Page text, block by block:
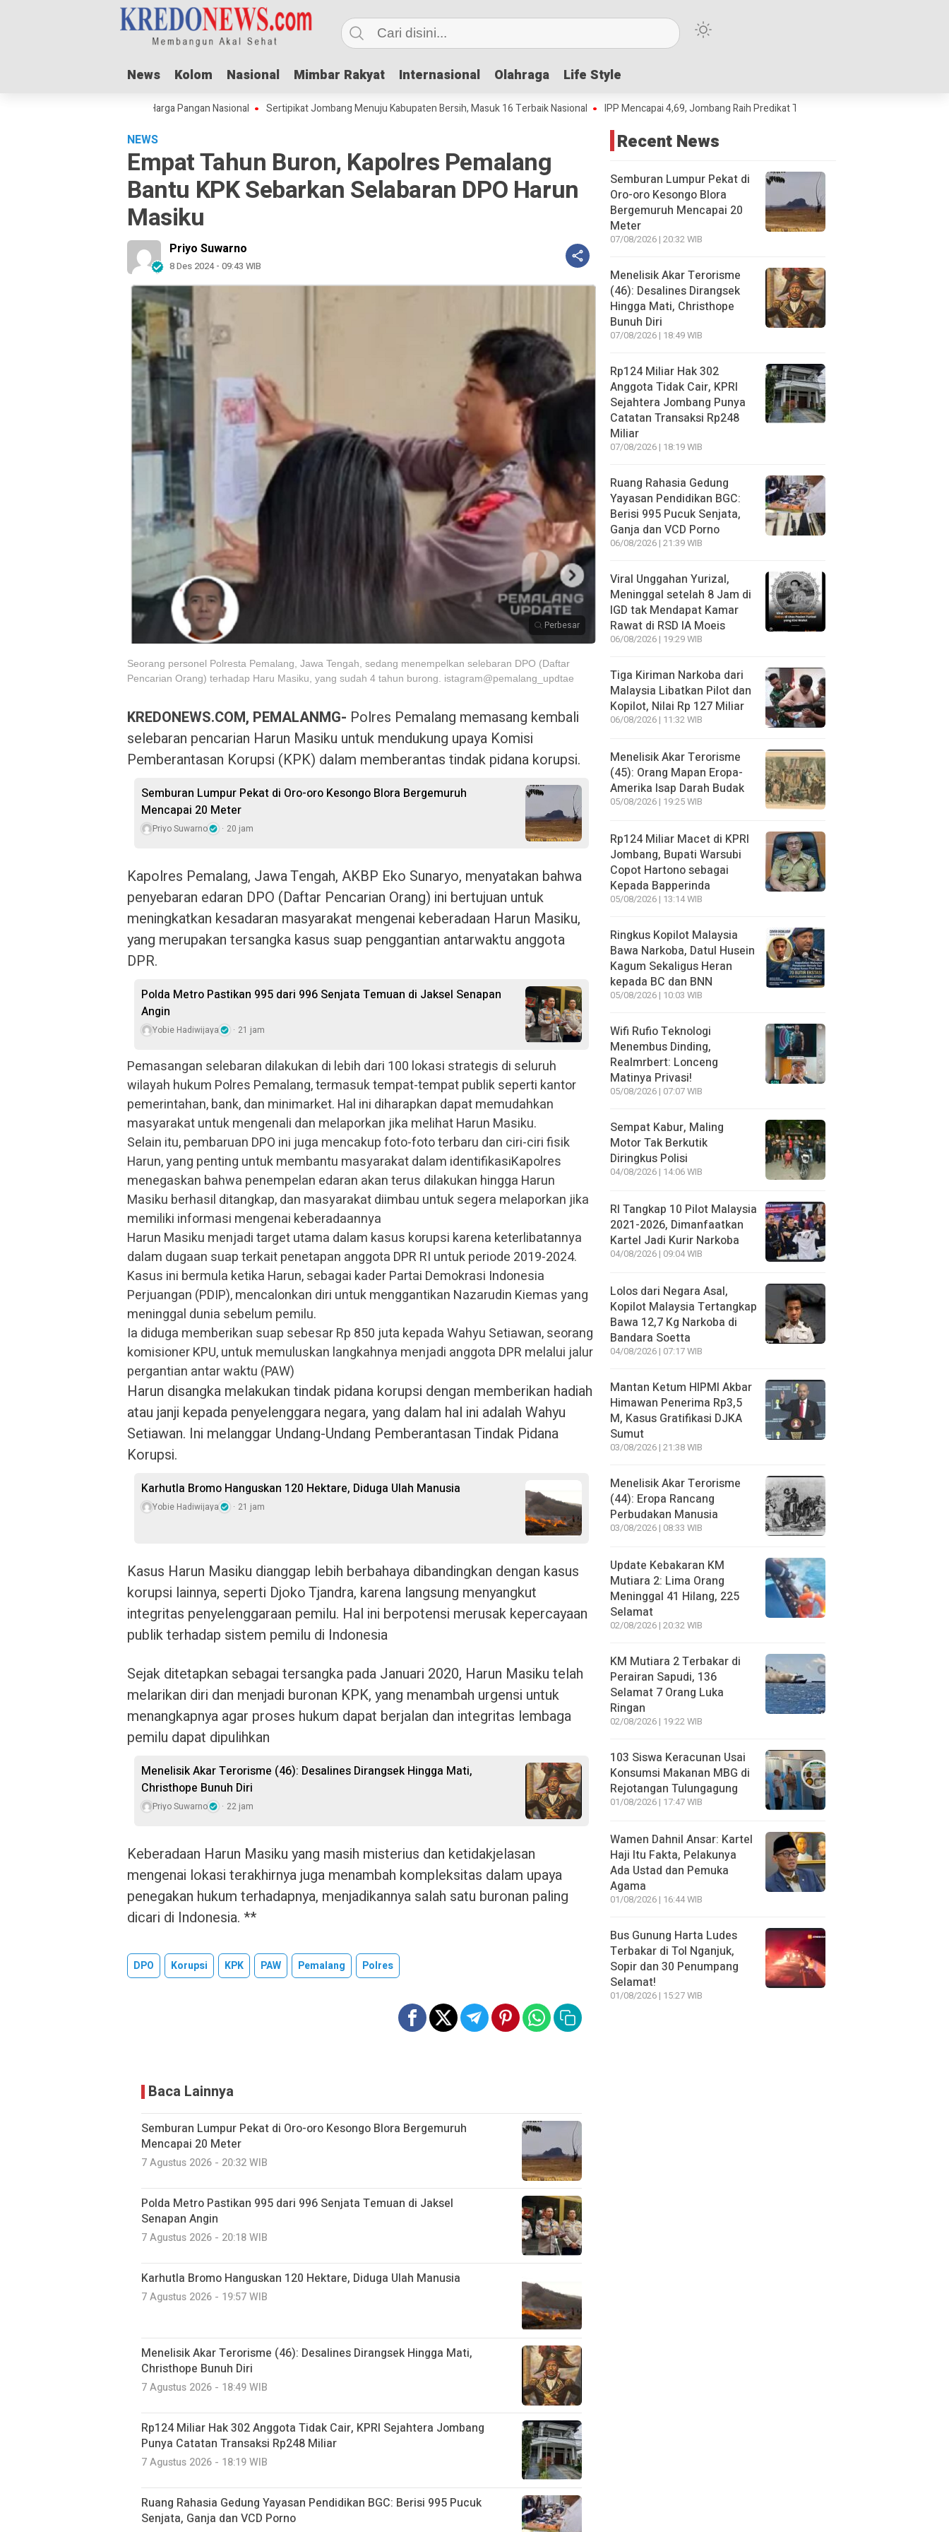
News Kolom Nasional Mimbar Rakyat Internasional Olahraga Life Style
News Kolom Nasional Mimbar Rakyat Internasional Olahraga Life Style
Adha Dorong Lonjakan Harga Pangan Nasional Sertipikat Jombang Menuju Kabupaten Bersih, Masuk 16 Terbaik Nasional IPP Mencapai 4,69, Jombang Raih Predikat Terbaik Jawa Timur dan Peringkat III Nasional
NEWS
Empat Tahun Buron, Kapolres Pemalang
Bantu KPK Sebarkan Selabaran DPO Harun
Masiku
Priyo Suwarno
8 Des 2024 - 09:43 WIB
Perbesar
Seorang personel Polresta Pemalang, Jawa Tengah, sedang menempelkan selebaran DPO (Daftar
Pencarian Orang) terhadap Haru Masiku, yang sudah 4 tahun burong. istagram@pemalang_updtae
KREDONEWS.COM, PEMALANMG- Polres Pemalang memasang kembali
selebaran pencarian Harun Masiku untuk mendukung upaya Komisi
Pemberantasan Korupsi (KPK) dalam memberantas tindak pidana korupsi.
Semburan Lumpur Pekat di Oro-oro Kesongo Blora Bergemuruh
Mencapai 20 Meter
Priyo Suwarno 20 jam
Kapolres Pemalang, Jawa Tengah, AKBP Eko Sunaryo, menyatakan bahwa
penyebaran edaran DPO (Daftar Pencarian Orang) ini bertujuan untuk
meningkatkan kesadaran masyarakat mengenai keberadaan Harun Masiku,
yang merupakan tersangka kasus suap penggantian antarwaktu anggota
DPR.
Polda Metro Pastikan 995 dari 996 Senjata Temuan di Jaksel Senapan
Angin
Yobie Hadiwijaya 21 jam
Pemasangan selebaran dilakukan di lebih dari 100 lokasi strategis di seluruh
wilayah hukum Polres Pemalang, termasuk tempat-tempat publik seperti kantor
pemerintahan, bank, dan minimarket. Hal ini diharapkan dapat memudahkan
masyarakat untuk mengenali dan melaporkan jika melihat Harun Masiku.
Selain itu, pembaruan DPO ini juga mencakup foto-foto terbaru dan ciri-ciri fisik
Harun, yang penting untuk membantu masyarakat dalam identifikasiKapolres
menegaskan bahwa penempelan edaran akan terus dilakukan hingga Harun
Masiku berhasil ditangkap, dan masyarakat diimbau untuk segera melaporkan jika
memiliki informasi mengenai keberadaannya
Harun Masiku menjadi target utama dalam kasus korupsi karena keterlibatannya
dalam dugaan suap terkait penetapan anggota DPR RI untuk periode 2019-2024.
Kasus ini bermula ketika Harun, sebagai kader Partai Demokrasi Indonesia
Perjuangan (PDIP), mencalonkan diri untuk menggantikan Nazarudin Kiemas yang
meninggal dunia sebelum pemilu.
Ia diduga memberikan suap sebesar Rp 850 juta kepada Wahyu Setiawan, seorang
komisioner KPU, untuk memuluskan langkahnya menjadi anggota DPR melalui jalur
pergantian antar waktu (PAW)
Harun disangka melakukan tindak pidana korupsi dengan memberikan hadiah
atau janji kepada penyelenggara negara, yang dalam hal ini adalah Wahyu
Setiawan. Ini melanggar Undang-Undang Pemberantasan Tindak Pidana
Korupsi.
Karhutla Bromo Hanguskan 120 Hektare, Diduga Ulah Manusia
Yobie Hadiwijaya 21 jam
Kasus Harun Masiku dianggap lebih berbahaya dibandingkan dengan kasus
korupsi lainnya, seperti Djoko Tjandra, karena langsung menyangkut
integritas penyelenggaraan pemilu. Hal ini berpotensi merusak kepercayaan
publik terhadap sistem pemilu di Indonesia
Sejak ditetapkan sebagai tersangka pada Januari 2020, Harun Masiku telah
melarikan diri dan menjadi buronan KPK, yang menambah urgensi untuk
menangkapnya agar proses hukum dapat berjalan dan integritas lembaga
pemilu dapat dipulihkan
Menelisik Akar Terorisme (46): Desalines Dirangsek Hingga Mati,
Christhope Bunuh Diri
Priyo Suwarno 22 jam
Keberadaan Harun Masiku yang masih misterius dan ketidakjelasan
mengenai lokasi terakhirnya juga menambah kompleksitas dalam upaya
penegakan hukum terhadapnya, menjadikannya salah satu buronan paling
dicari di Indonesia. **
DPO Korupsi KPK PAW Pemalang Polres
Baca Lainnya
Semburan Lumpur Pekat di Oro-oro Kesongo Blora Bergemuruh
Mencapai 20 Meter
7 Agustus 2026 - 20:32 WIB
Polda Metro Pastikan 995 dari 996 Senjata Temuan di Jaksel
Senapan Angin
7 Agustus 2026 - 20:18 WIB
Karhutla Bromo Hanguskan 120 Hektare, Diduga Ulah Manusia
7 Agustus 2026 - 19:57 WIB
Menelisik Akar Terorisme (46): Desalines Dirangsek Hingga Mati,
Christhope Bunuh Diri
7 Agustus 2026 - 18:49 WIB
Rp124 Miliar Hak 302 Anggota Tidak Cair, KPRI Sejahtera Jombang
Punya Catatan Transaksi Rp248 Miliar
7 Agustus 2026 - 18:19 WIB
Ruang Rahasia Gedung Yayasan Pendidikan BGC: Berisi 995 Pucuk
Senjata, Ganja dan VCD Porno
Recent News
Semburan Lumpur Pekat di
Oro-oro Kesongo Blora
Bergemuruh Mencapai 20
Meter
07/08/2026 | 20:32 WIB
Menelisik Akar Terorisme
(46): Desalines Dirangsek
Hingga Mati, Christhope
Bunuh Diri
07/08/2026 | 18:49 WIB
Rp124 Miliar Hak 302
Anggota Tidak Cair, KPRI
Sejahtera Jombang Punya
Catatan Transaksi Rp248
Miliar
07/08/2026 | 18:19 WIB
Ruang Rahasia Gedung
Yayasan Pendidikan BGC:
Berisi 995 Pucuk Senjata,
Ganja dan VCD Porno
06/08/2026 | 21:39 WIB
Viral Unggahan Yurizal,
Meninggal setelah 8 Jam di
IGD tak Mendapat Kamar
Rawat di RSD IA Moeis
06/08/2026 | 19:29 WIB
Tiga Kiriman Narkoba dari
Malaysia Libatkan Pilot dan
Kopilot, Nilai Rp 127 Miliar
06/08/2026 | 11:32 WIB
Menelisik Akar Terorisme
(45): Orang Mapan Eropa-
Amerika Isap Darah Budak
05/08/2026 | 19:25 WIB
Rp124 Miliar Macet di KPRI
Jombang, Bupati Warsubi
Copot Hartono sebagai
Kepada Bapperinda
05/08/2026 | 13:14 WIB
Ringkus Kopilot Malaysia
Bawa Narkoba, Datul Husein
Kagum Sekaligus Heran
kepada BC dan BNN
05/08/2026 | 10:03 WIB
Wifi Rufio Teknologi
Menembus Dinding,
Realmrbert: Lonceng
Matinya Privasi!
05/08/2026 | 07:07 WIB
Sempat Kabur, Maling
Motor Tak Berkutik
Diringkus Polisi
04/08/2026 | 14:06 WIB
RI Tangkap 10 Pilot Malaysia
2021-2026, Dimanfaatkan
Kartel Jadi Kurir Narkoba
04/08/2026 | 09:04 WIB
Lolos dari Negara Asal,
Kopilot Malaysia Tertangkap
Bawa 12,7 Kg Narkoba di
Bandara Soetta
04/08/2026 | 07:17 WIB
Mantan Ketum HIPMI Akbar
Himawan Penerima Rp3,5
M, Kasus Gratifikasi DJKA
Sumut
03/08/2026 | 21:38 WIB
Menelisik Akar Terorisme
(44): Eropa Rancang
Perbudakan Manusia
03/08/2026 | 08:33 WIB
Update Kebakaran KM
Mutiara 2: Lima Orang
Meninggal 41 Hilang, 225
Selamat
02/08/2026 | 20:32 WIB
KM Mutiara 2 Terbakar di
Perairan Sapudi, 136
Selamat 7 Orang Luka
Ringan
02/08/2026 | 19:22 WIB
103 Siswa Keracunan Usai
Konsumsi Makanan MBG di
Rejotangan Tulungagung
01/08/2026 | 17:47 WIB
Wamen Dahnil Ansar: Kartel
Haji Itu Fakta, Pelakunya
Ada Ustad dan Pemuka
Agama
01/08/2026 | 16:44 WIB
Bus Gunung Harta Ludes
Terbakar di Tol Nganjuk,
Sopir dan 30 Penumpang
Selamat!
01/08/2026 | 15:27 WIB